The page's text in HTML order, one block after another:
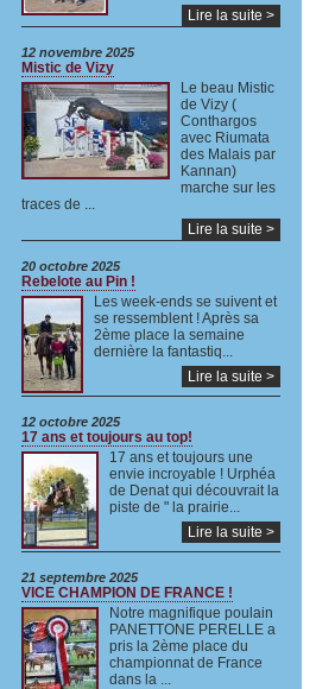
Lire la suite >
12 novembre 2025
Mistic de Vizy
Le beau Mistic
de Vizy (
Conthargos
avec Riumata
des Malais par
Kannan)
marche sur les
traces de ...
Lire la suite >
20 octobre 2025
Rebelote au Pin !
Les week-ends se suivent et
se ressemblent ! Après sa
2ème place la semaine
dernière la fantastiq...
Lire la suite >
12 octobre 2025
17 ans et toujours au top!
17 ans et toujours une
envie incroyable ! Urphéa
de Denat qui découvrait la
piste de " la prairie...
Lire la suite >
21 septembre 2025
VICE CHAMPION DE FRANCE !
Notre magnifique poulain
PANETTONE PERELLE a
pris la 2ème place du
championnat de France
dans la ...